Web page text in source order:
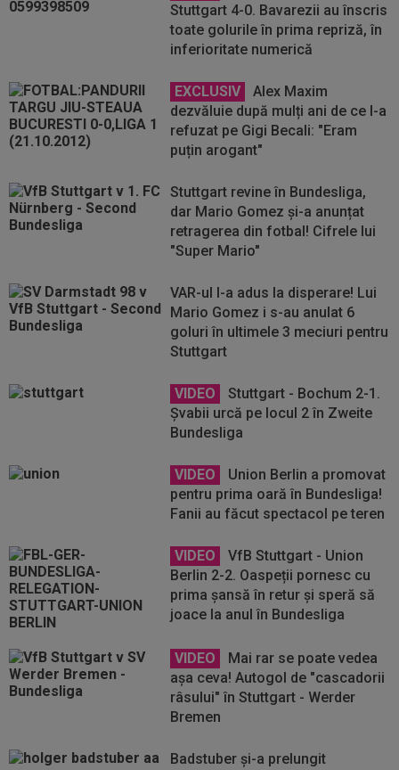
Stuttgart 4-0. Bavarezii au înscris
toate golurile în prima repriză, în
inferioritate numerică
EXCLUSIV
Alex Maxim
dezvăluie după mulți ani de ce l-a
refuzat pe Gigi Becali: "Eram
puțin arogant"
Stuttgart revine în Bundesliga,
dar Mario Gomez și-a anunțat
retragerea din fotbal! Cifrele lui
"Super Mario"
VAR-ul l-a adus la disperare! Lui
Mario Gomez i s-au anulat 6
goluri în ultimele 3 meciuri pentru
Stuttgart
VIDEO
Stuttgart - Bochum 2-1.
Şvabii urcă pe locul 2 în Zweite
Bundesliga
VIDEO
Union Berlin a promovat
pentru prima oară în Bundesliga!
Fanii au făcut spectacol pe teren
VIDEO
VfB Stuttgart - Union
Berlin 2-2. Oaspeții pornesc cu
prima șansă în retur și speră să
joace la anul în Bundesliga
VIDEO
Mai rar se poate vedea
aşa ceva! Autogol de "cascadorii
râsului" în Stuttgart - Werder
Bremen
Badstuber și-a prelungit